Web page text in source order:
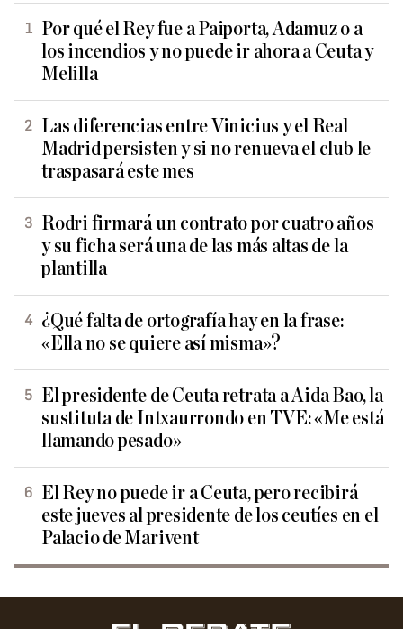
Por qué el Rey fue a Paiporta, Adamuz o a
los incendios y no puede ir ahora a Ceuta y
Melilla
Las diferencias entre Vinicius y el Real
Madrid persisten y si no renueva el club le
traspasará este mes
Rodri firmará un contrato por cuatro años
y su ficha será una de las más altas de la
plantilla
¿Qué falta de ortografía hay en la frase:
«Ella no se quiere así misma»?
El presidente de Ceuta retrata a Aida Bao, la
sustituta de Intxaurrondo en TVE: «Me está
llamando pesado»
El Rey no puede ir a Ceuta, pero recibirá
este jueves al presidente de los ceutíes en el
Palacio de Marivent